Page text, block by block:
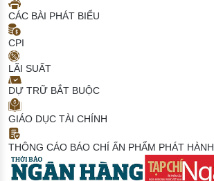
CÁC BÀI PHÁT BIỂU
CPI
LÃI SUẤT
DỰ TRỮ BẮT BUỘC
GIÁO DỤC TÀI CHÍNH
THÔNG CÁO BÁO CHÍ ẤN PHẨM PHÁT HÀNH